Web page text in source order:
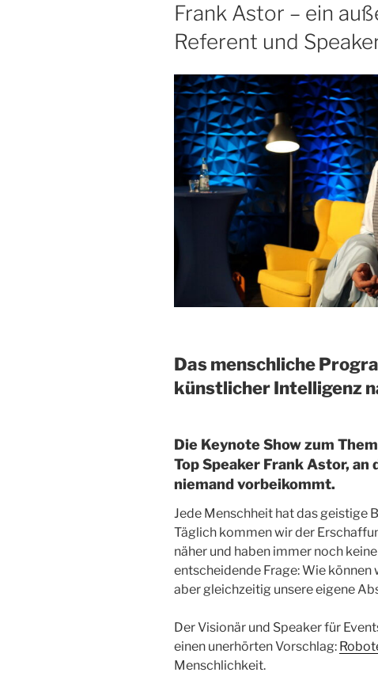
Frank Astor – ein
Referent und
Das menschliche
künstlicher Intelligenz
Die Keynote Show zum
Top Speaker Frank Astor, an
niemand vorbeikommt.
Jede Menschheit hat das geistige
Täglich kommen wir der
näher und haben immer noch
entscheidende Frage: Wie
aber gleichzeitig unsere eigene
Der Visionär und Speaker für
einen unerhörten Vorschlag:
Menschlichkeit.